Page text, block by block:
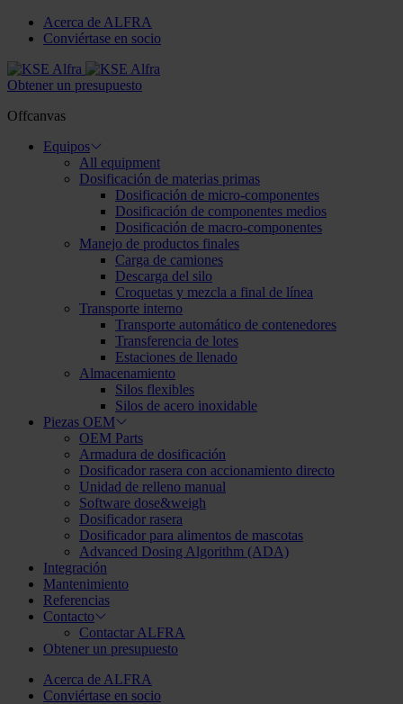
Acerca de ALFRA
Conviértase en socio
Obtener un presupuesto
Offcanvas
Equipos
All equipment
Dosificación de materias primas
Dosificación de micro-componentes
Dosificación de componentes medios
Dosificación de macro-componentes
Manejo de productos finales
Carga de camiones
Descarga del silo
Croquetas y mezcla a final de línea
Transporte interno
Transporte automático de contenedores
Transferencia de lotes
Estaciones de llenado
Almacenamiento
Silos flexibles
Silos de acero inoxidable
Piezas OEM
OEM Parts
Armadura de dosificación
Dosificador rasera con accionamiento directo
Unidad de relleno manual
Software dose&weigh
Dosificador rasera
Dosificador para alimentos de mascotas
Advanced Dosing Algorithm (ADA)
Integración
Mantenimiento
Referencias
Contacto
Contactar ALFRA
Obtener un presupuesto
Acerca de ALFRA
Conviértase en socio